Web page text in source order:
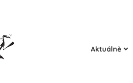
Aktuálně